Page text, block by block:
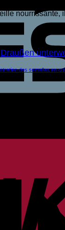
matières
nourrissante,
Draußen
des semelles en